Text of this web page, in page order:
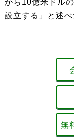
から10億米ドル
設立する」と述
無